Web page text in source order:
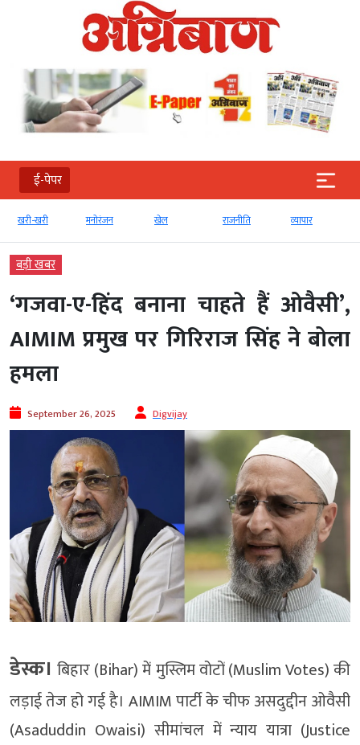
ई-पेपर
खरी-खरी मनोरंजन खेल राजनीति व्‍यापार
बड़ी खबर
‘गजवा-ए-हिंद बनाना चाहते हैं ओवैसी’,
AIMIM प्रमुख पर गिरिराज सिंह ने बोला
हमला
September 26, 2025 Digvijay
डेस्क। बिहार (Bihar) में मुस्लिम वोटों (Muslim Votes) की
लड़ाई तेज हो गई है। AIMIM पार्टी के चीफ असदुद्दीन ओवैसी
(Asaduddin Owaisi) सीमांचल में न्याय यात्रा (Justice